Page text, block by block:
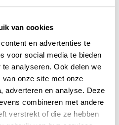
van cookies
en advertenties te
voor social media te bieden
analyseren. Ook delen we
onze site met onze
adverteren en analyse. Deze
combineren met andere
verstrekt of die ze hebben
Bestaande
uit zaal van 600 m², 250
m² met in het totaal een 300
geïnstalleerde keuken,
en toiletten en terras.
met kitchenette, 2
en mezzanine. Ook nog
gelijkvloers dat verhuurd is
Reeds ruime tijd zelfde